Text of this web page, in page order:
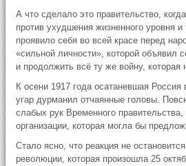
А что сделало это правительство,
против ухудшения жизненного уровня
проявило себя во всей красе перед
«сильной личности», которой объявил
и продолжить всё ту же войну,
К осени 1917 года осатаневшая
угар дурманил отчаянные головы.
слабых рук Временного
организации, которая могла бы
Стало ясно, что реакция не
революции, которая произошла 25